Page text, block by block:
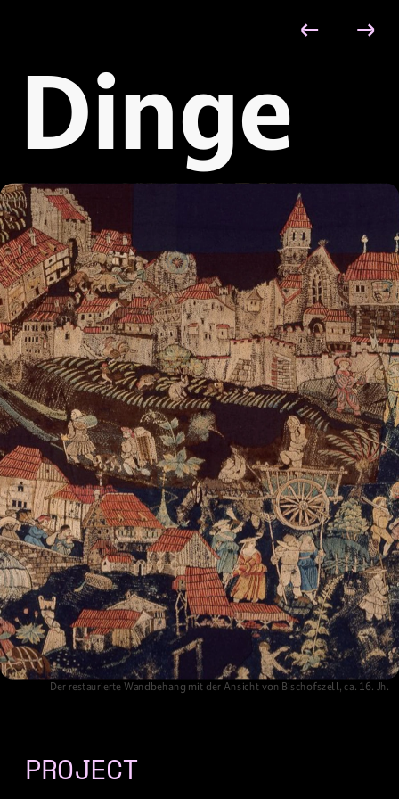
← →
Dinge
Der restaurierte Wandbehang mit der Ansicht von Bischofszell, ca. 16. Jh.
PROJECT